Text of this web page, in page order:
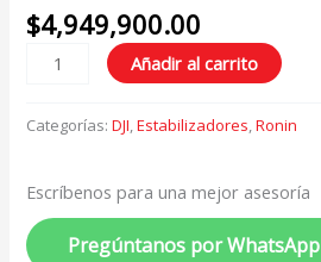
$4,949,900.00
Añadir al carrito
Categorías:DJI ,Estabilizadores ,Ronin
Escríbenos para una mejor asesoría
Pregúntanos por WhatsApp